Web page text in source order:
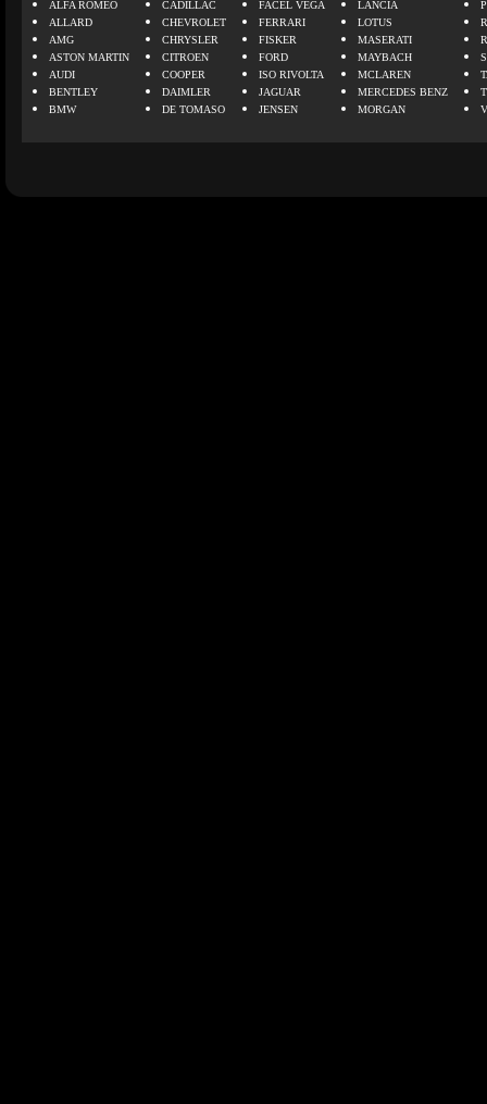
ALFA ROMEO
ALLARD
AMG
ASTON MARTIN
AUDI
BENTLEY
BMW
CADILLAC
CHEVROLET
CHRYSLER
CITROEN
COOPER
DAIMLER
DE TOMASO
FACEL VEGA
FERRARI
FISKER
FORD
ISO RIVOLTA
JAGUAR
JENSEN
LANCIA
LOTUS
MASERATI
MAYBACH
MCLAREN
MERCEDES BENZ
MORGAN